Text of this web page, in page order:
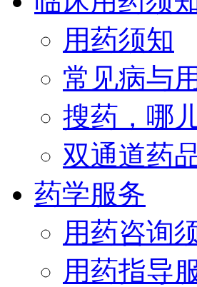
用药须知
常见病与
搜药，哪
双通道药
药学服务
用药咨询
用药指导